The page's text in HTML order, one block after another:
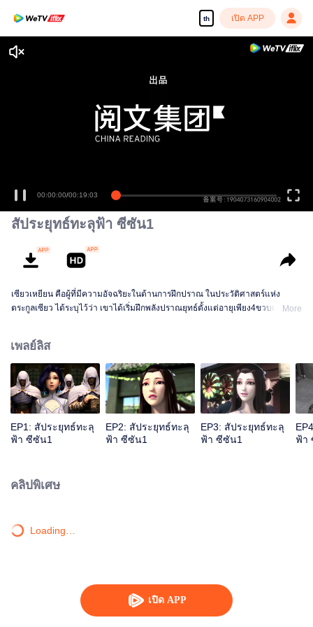
th เปิด APP
เปิด APP
เพลิดเพลินกับซีรีส์ความคมชัดสูงอย่างลื่นไหล
00:00:00/00:19:03
สัประยุทธ์ทะลุฟ้า ซีซัน1
เซียวเหยียน คือผู้ที่มีความอัจฉริยะในด้านการฝึกปราณ ในประวัติศาสตร์แห่ง
ตระกูลเซียว ได้ระบุไว้ว่า เขาได้เริ่มฝึกพลังปราณยุทธ์ตั้งแต่อายุเพียง4ขวบเท่านั้น
ตอนที่เขาอายุครบ12ปีเขากลับได้สูญเสียความสามารถในการใช้พลังปราณไปจน
เหลือพลังปราณยุทธ์แค่เพียงขั้นที่3เท่านั้น ในช่วงเวลานั้นเองชีวิตเซียวเหยียนก็
เปลี่ยนไป คนรอบข้างต่างดูถูกเหยียดหยาม และสารพัดปัญหาที่ถาโถมเข้าใส่ทำให้
เขารู้สึกท้อแท้และหมดหวังกับชีวิตเป็นอย่างมาก เซียวเหยียนจะกลับมาเป็นสุดยอด
นักปราณยุทธ์ได้หรือไม่ จะมีหนทางใดที่ทำให้เขาหลุดพ้นจากความทุกข์นี้ได้ โปรด
More
เพลย์ลิส
EP1: สัประยุทธ์ทะลุ
ฟ้า ซีซัน1
EP2: สัประยุทธ์ทะลุ
ฟ้า ซีซัน1
EP3: สัประยุทธ์ทะลุ
ฟ้า ซีซัน1
ฟ้า
คลิปพิเศษ
Loading…